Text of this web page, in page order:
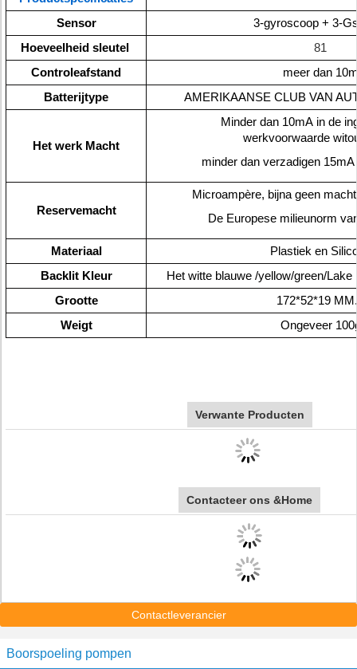
Sensor
3-gyroscoop + 3-
Hoeveelheid sleutel
81
Controleafstand
meer dan
Batterijtype
AMERIKAANSE CLUB VAN
Het werk Macht
Minder dan 10mA in de
werkvoorwaarde
minder dan verzadigen
Reservemacht
Microampère, bijna geen
De Europese milieunorm
Materiaal
Plastiek en
Backlit Kleur
Het witte blauwe /yellow/green/
Grootte
172*52*19
Weigt
Ongeveer
Verwante Producten
Contacteer ons &Home
Contactleverancier
Boorspoeling pompen